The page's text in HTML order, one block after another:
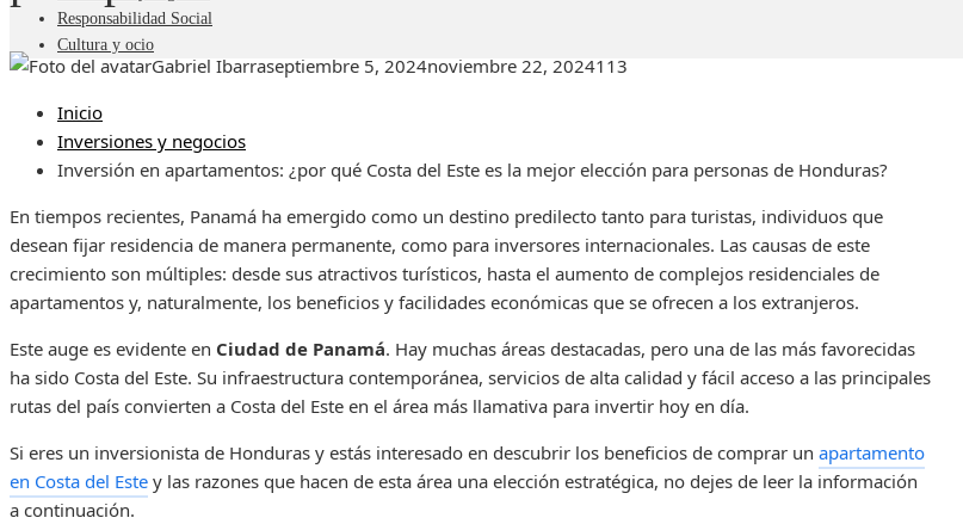
Responsabilidad Social
Cultura y ocio
Gabriel Ibarraseptiembre 5, 2024noviembre 22, 2024113
Inicio
Inversiones y negocios
Inversión en apartamentos: ¿por qué Costa del Este es la mejor elección para personas de Honduras?
En tiempos recientes, Panamá ha emergido como un destino predilecto tanto para turistas, individuos que
desean fijar residencia de manera permanente, como para inversores internacionales. Las causas de este
crecimiento son múltiples: desde sus atractivos turísticos, hasta el aumento de complejos residenciales de
apartamentos y, naturalmente, los beneficios y facilidades económicas que se ofrecen a los extranjeros.
Este auge es evidente en Ciudad de Panamá. Hay muchas áreas destacadas, pero una de las más favorecidas
ha sido Costa del Este. Su infraestructura contemporánea, servicios de alta calidad y fácil acceso a las principales
rutas del país convierten a Costa del Este en el área más llamativa para invertir hoy en día.
Si eres un inversionista de Honduras y estás interesado en descubrir los beneficios de comprar un apartamento
en Costa del Este y las razones que hacen de esta área una elección estratégica, no dejes de leer la información
a continuación.